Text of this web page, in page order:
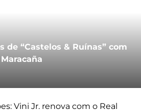
de “Castelos & Ruínas” com